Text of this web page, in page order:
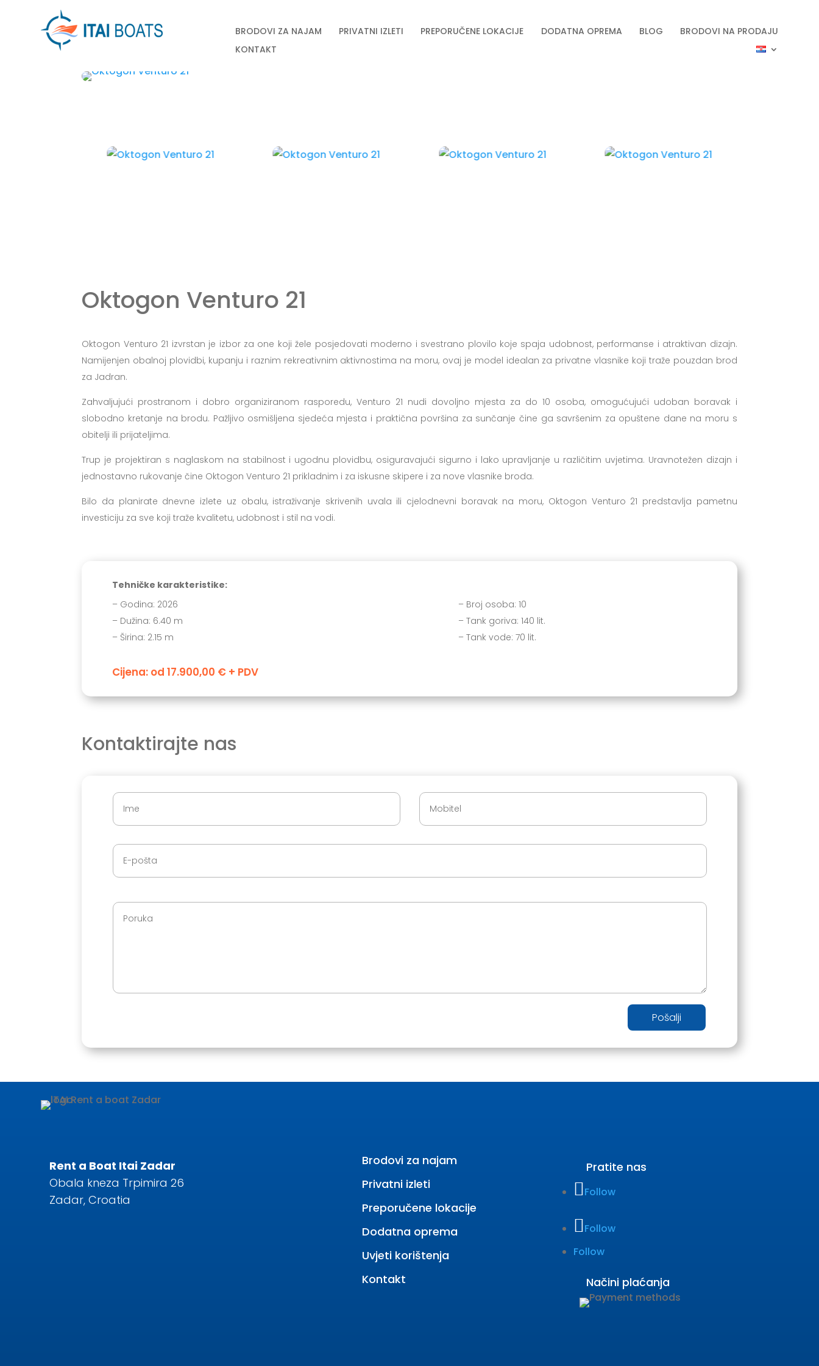
BRODOVI ZA NAJAM PRIVATNI IZLETI PREPORUČENE LOKACIJE DODATNA OPREMA BLOG
BRODOVI NA PRODAJU
KONTAKT
Oktogon Venturo 21
Oktogon Venturo 21 izvrstan je izbor za one koji žele posjedovati moderno i svestrano plovilo koje spaja udobnost, performanse i atraktivan dizajn.
Namijenjen obalnoj plovidbi, kupanju i raznim rekreativnim aktivnostima na moru, ovaj je model idealan za privatne vlasnike koji traže pouzdan brod
za Jadran.
Zahvaljujući prostranom i dobro organiziranom rasporedu, Venturo 21 nudi dovoljno mjesta za do 10 osoba, omogućujući udoban boravak i
slobodno kretanje na brodu. Pažljivo osmišljena sjedeća mjesta i praktična površina za sunčanje čine ga savršenim za opuštene dane na moru s
obitelji ili prijateljima.
Trup je projektiran s naglaskom na stabilnost i ugodnu plovidbu, osiguravajući sigurno i lako upravljanje u različitim uvjetima. Uravnotežen dizajn i
jednostavno rukovanje čine Oktogon Venturo 21 prikladnim i za iskusne skipere i za nove vlasnike broda.
Bilo da planirate dnevne izlete uz obalu, istraživanje skrivenih uvala ili cjelodnevni boravak na moru, Oktogon Venturo 21 predstavlja pametnu
investiciju za sve koji traže kvalitetu, udobnost i stil na vodi.
Tehničke karakteristike:
– Godina: 2026
– Dužina: 6.40 m
– Širina: 2.15 m
Cijena: od 17.900,00 € + PDV
– Broj osoba: 10
– Tank goriva: 140 lit.
– Tank vode: 70 lit.
Kontaktirajte nas
Pošalji
Rent a Boat Itai Zadar
Obala kneza Trpimira 26
Zadar, Croatia
Brodovi za najam
Privatni izleti
Preporučene lokacije
Dodatna oprema
Uvjeti korištenja
Kontakt
Pratite nas
Follow
Follow
Follow
Načini plaćanja